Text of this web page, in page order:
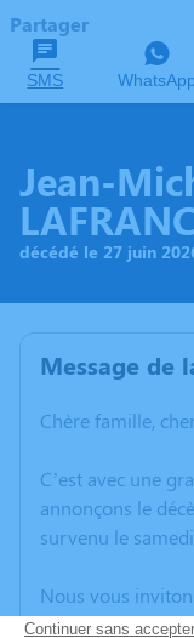
Partager
SMS WhatsApp
Jean-
décédé le 27 juin
Message de
Chère famille,
C’est avec une
annonçons le
survenu le
Nous vous
vos